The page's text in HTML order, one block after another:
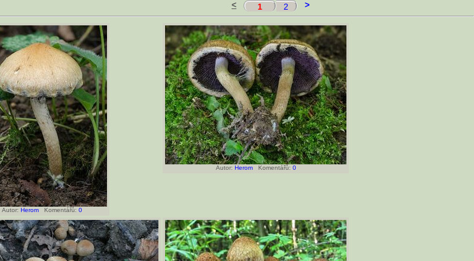
< 1 2 >
Autor: Herom Komentářů: 0
Autor: HeromKomentářů: 0